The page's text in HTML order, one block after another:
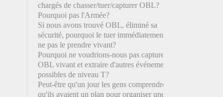
chargés de chasser/tuer/capturer OBL?
Pourquoi pas l'Armée?
Si nous avons trouvé OBL, éliminé sa
sécurité, pourquoi le tuer immédiatement et
ne pas le prendre vivant?
Pourquoi ne voudrions-nous pas capturer
OBL vivant et extraire d'autres événements
possibles de niveau T?
Peut-être qu'un jour les gens comprendront
qu'ils avaient un plan pour organiser une